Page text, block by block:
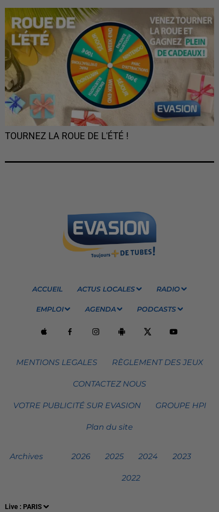
Live : PARIS
TOURNEZ LA ROUE DE L'ÉTÉ !
ACCUEIL ACTUS LOCALES RADIO
EMPLOI AGENDA PODCASTS
MENTIONS LEGALES RÈGLEMENT DES JEUX
CONTACTEZ NOUS
VOTRE PUBLICITÉ SUR EVASION GROUPE HPI
Plan du site
Archives 2026 2025 2024 2023
2022